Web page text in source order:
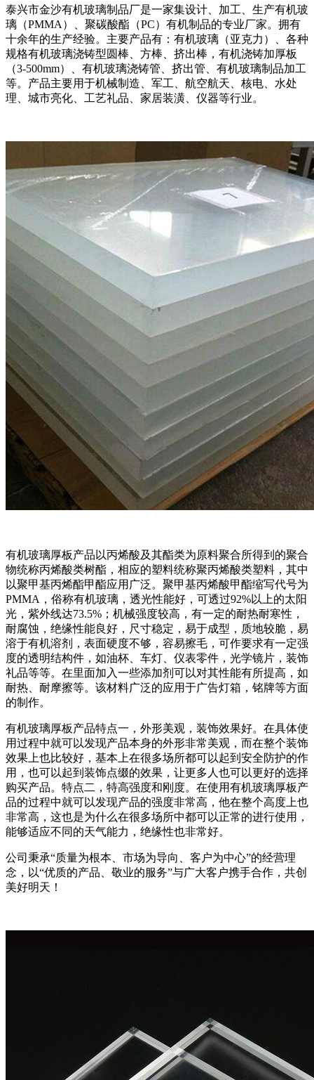
泰兴市金沙有机玻璃制品厂是一家集设计、加工、生产有机玻
璃（PMMA）、聚碳酸酯（PC）有机制品的专业厂家。拥有
十余年的生产经验。主要产品有：有机玻璃（亚克力）、各种
规格有机玻璃浇铸型圆棒、方棒、挤出棒，有机浇铸加厚板
（3-500mm）、有机玻璃浇铸管、挤出管、有机玻璃制品加工
等。产品主要用于机械制造、军工、航空航天、核电、水处
理、城市亮化、工艺礼品、家居装潢、仪器等行业。
有机玻璃厚板产品以丙烯酸及其酯类为原料聚合所得到的聚合
物统称丙烯酸类树酯，相应的塑料统称聚丙烯酸类塑料，其中
以聚甲基丙烯酯甲酯应用广泛。聚甲基丙烯酸甲酯缩写代号为
PMMA，俗称有机玻璃，透光性能好，可透过92%以上的太阳
光，紫外线达73.5%；机械强度较高，有一定的耐热耐寒性，
耐腐蚀，绝缘性能良好，尺寸稳定，易于成型，质地较脆，易
溶于有机溶剂，表面硬度不够，容易擦毛，可作要求有一定强
度的透明结构件，如油杯、车灯、仪表零件，光学镜片，装饰
礼品等等。在里面加入一些添加剂可以对其性能有所提高，如
耐热、耐摩擦等。该材料广泛的应用于广告灯箱，铭牌等方面
的制作。
有机玻璃厚板产品特点一，外形美观，装饰效果好。在具体使
用过程中就可以发现产品本身的外形非常美观，而在整个装饰
效果上也比较好，基本上在很多场所都可以起到安全防护的作
用，也可以起到装饰点缀的效果，让更多人也可以更好的选择
购买产品。特点二，特高强度和刚度。在使用有机玻璃厚板产
品的过程中就可以发现产品的强度非常高，他在整个高度上也
非常高，这也是为什么在很多场所中都可以正常的进行使用，
能够适应不同的天气能力，绝缘性也非常好。
公司秉承“质量为根本、市场为导向、客户为中心”的经营理
念，以“优质的产品、敬业的服务”与广大客户携手合作，共创
美好明天！